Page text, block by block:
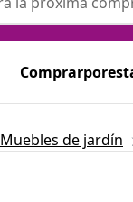
Muebles de jardín